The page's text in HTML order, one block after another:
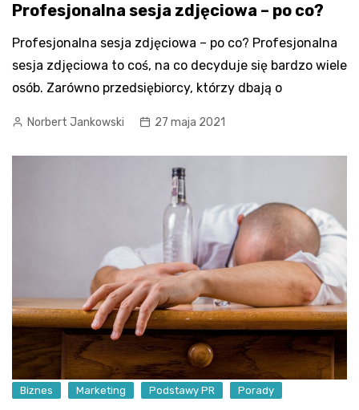
Profesjonalna sesja zdjęciowa – po co?
Profesjonalna sesja zdjęciowa – po co? Profesjonalna
sesja zdjęciowa to coś, na co decyduje się bardzo wiele
osób. Zarówno przedsiębiorcy, którzy dbają o
Norbert Jankowski 27 maja 2021
Biznes Marketing Podstawy PR Porady